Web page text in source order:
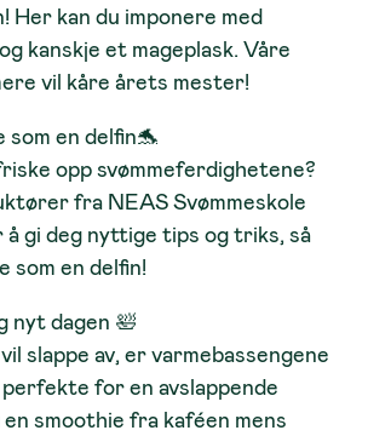
Her kan du imponere med
kanskje et mageplask. Våre
vil kåre årets mester!
en delfin🐬
opp svømmeferdighetene?
fra NEAS Svømmeskole
å gi deg nyttige tips og triks, så
som en delfin!
nyt dagen 🛀
slappe av, er varmebassengene
for en avslappende
en smoothie fra kaféen mens